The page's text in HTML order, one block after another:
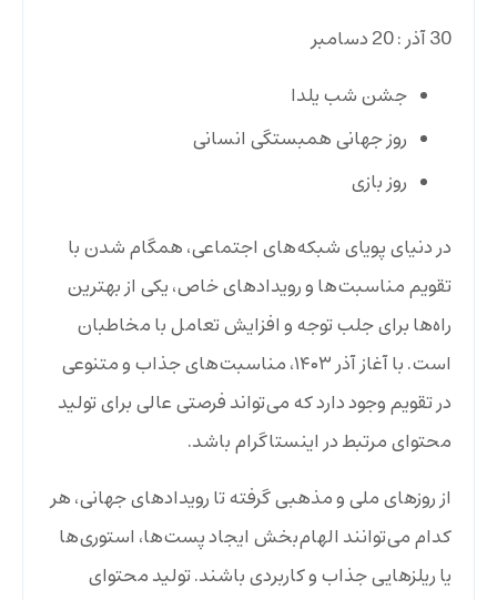
30 آذر : 20 دسامبر
جشن شب یلدا
روز جهانی همبستگی انسانی
روز بازی
در دنیای پویای شبکه‌های اجتماعی، همگام شدن با
تقویم مناسبت‌ها و رویدادهای خاص، یکی از بهترین
راه‌ها برای جلب توجه و افزایش تعامل با مخاطبان
است. با آغاز آذر ۱۴۰۳، مناسبت‌های جذاب و متنوعی
در تقویم وجود دارد که می‌تواند فرصتی عالی برای تولید
محتوای مرتبط در اینستاگرام باشد.
از روزهای ملی و مذهبی گرفته تا رویدادهای جهانی، هر
کدام می‌توانند الهام‌بخش ایجاد پست‌ها، استوری‌ها
یا ریلزهایی جذاب و کاربردی باشند. تولید محتوای